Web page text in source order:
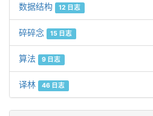
数据结构 12 日志
碎碎念 15 日志
算法 9 日志
译林 46 日志